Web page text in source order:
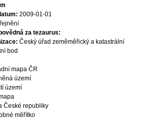
2009-01-01
za tezaurus:
Český úřad zeměměřický a katastrální
bod
mapa ČR
území
území
České republiky
měřítko